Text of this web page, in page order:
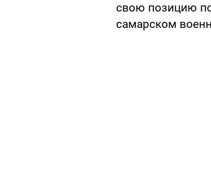
свою позицию
самарском